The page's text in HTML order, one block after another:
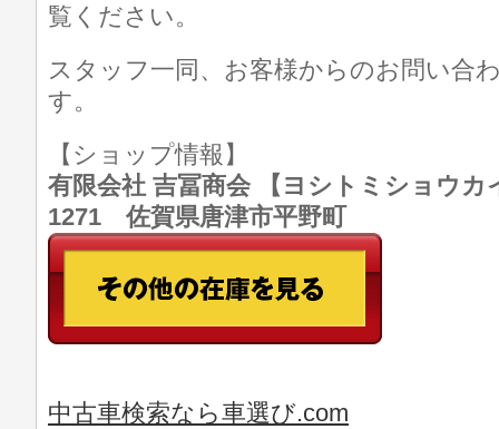
覧ください。
スタッフ一同、お客様からのお問い合
す。
【ショップ情報】
有限会社 吉冨商会 【ヨシトミショウ
1271 佐賀県唐津市平野町
中古車検索なら車選び.com